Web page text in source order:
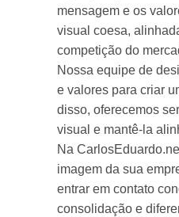
mensagem e os
visual coesa,
competição do
Nossa equipe de
e valores para criar
disso, oferecemos
visual e mantê-la
Na
imagem da sua
entrar em contato
consolidação e